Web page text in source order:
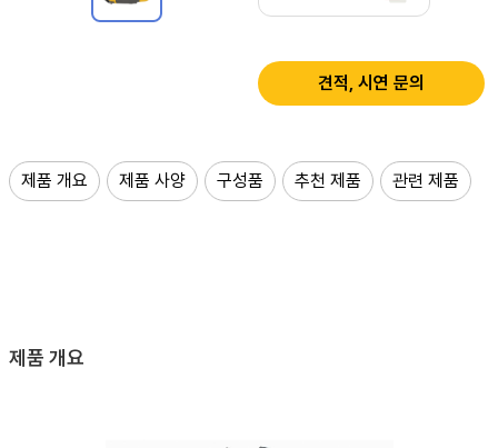
견적, 시연 문의
제품 개요 제품 사양 구성품 추천 제품 관련 제품
제품 개요